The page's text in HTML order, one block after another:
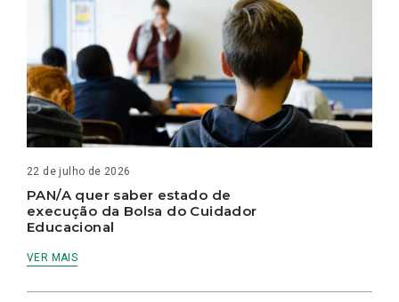
22 de julho de 2026
PAN/A quer saber estado de
execução da Bolsa do Cuidador
Educacional
VER MAIS